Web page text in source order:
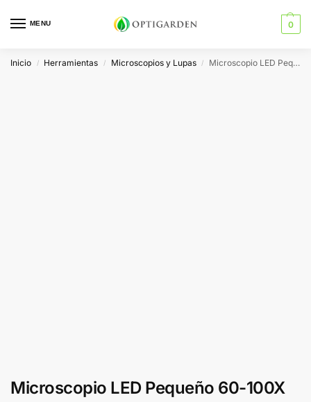
MENU 0
Inicio / Herramientas / Microscopios y Lupas / Microscopio LED Pequeño 60-100X
Microscopio LED Pequeño 60-100X